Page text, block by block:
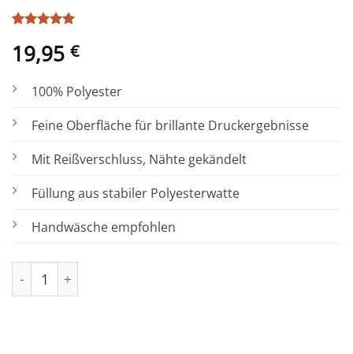
mit5 von
5, basierend
Kundenbewertung
19,95 €
100% Polyester
Feine Oberfläche für brillante Druckergebnisse
Mit Reißverschluss, Nähte gekändelt
Füllung aus stabiler Polyesterwatte
Handwäsche empfohlen
Kissen bedrucken Menge